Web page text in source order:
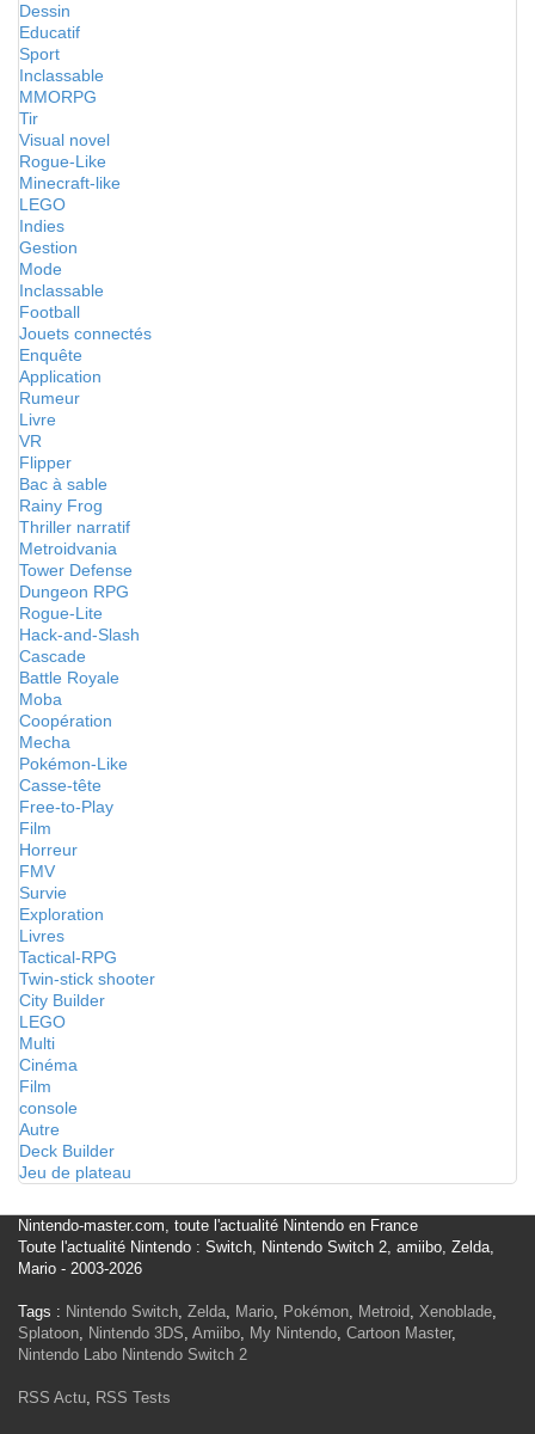
Dessin
Educatif
Sport
Inclassable
MMORPG
Tir
Visual novel
Rogue-Like
Minecraft-like
LEGO
Indies
Gestion
Mode
Inclassable
Football
Jouets connectés
Enquête
Application
Rumeur
Livre
VR
Flipper
Bac à sable
Rainy Frog
Thriller narratif
Metroidvania
Tower Defense
Dungeon RPG
Rogue-Lite
Hack-and-Slash
Cascade
Battle Royale
Moba
Coopération
Mecha
Pokémon-Like
Casse-tête
Free-to-Play
Film
Horreur
FMV
Survie
Exploration
Livres
Tactical-RPG
Twin-stick shooter
City Builder
LEGO
Multi
Cinéma
Film
console
Autre
Deck Builder
Jeu de plateau
Nintendo-master.com, toute l'actualité Nintendo en France
Toute l'actualité Nintendo : Switch, Nintendo Switch 2, amiibo, Zelda,
Mario - 2003-2026
Tags : Nintendo Switch, Zelda, Mario, Pokémon, Metroid, Xenoblade,
Splatoon, Nintendo 3DS, Amiibo, My Nintendo, Cartoon Master,
Nintendo Labo Nintendo Switch 2
RSS Actu, RSS Tests